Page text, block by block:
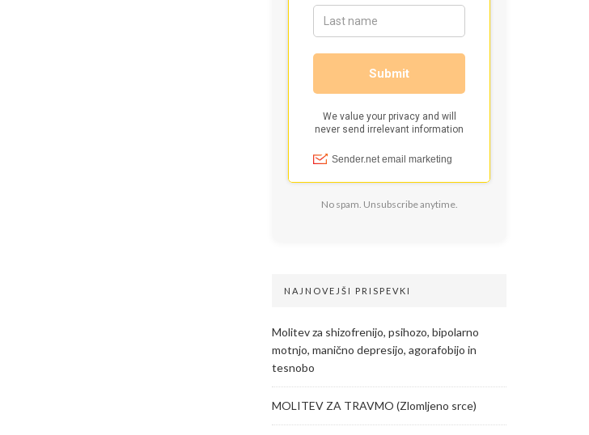
No spam. Unsubscribe anytime.
NAJNOVEJŠI PRISPEVKI
Molitev za shizofrenijo, psihozo, bipolarno
motnjo, manično depresijo, agorafobijo in
tesnobo
MOLITEV ZA TRAVMO (Zlomljeno srce)